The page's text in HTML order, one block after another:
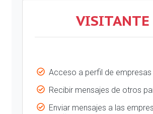
VISITANTE
Acceso a perfil de empresas
Recibir mensajes de otros
Enviar mensajes a las